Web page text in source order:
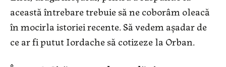
această întrebare trebuie să ne coborâm oleacă
în mocirla istoriei recente. Să vedem așadar de
ce ar fi putut Iordache să cotizeze la Orban.